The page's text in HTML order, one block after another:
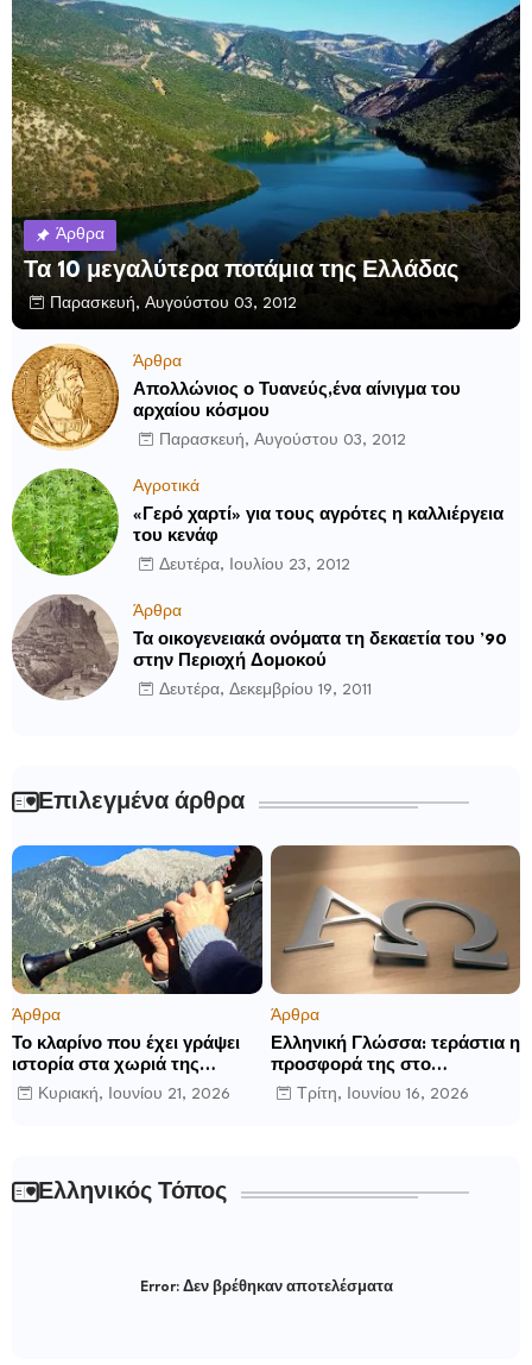
Άρθρα
Τα 10 μεγαλύτερα ποτάμια της Ελλάδας
Παρασκευή, Αυγούστου 03, 2012
Άρθρα
Απολλώνιος ο Τυανεύς,ένα αίνιγμα του
αρχαίου κόσμου
Παρασκευή, Αυγούστου 03, 2012
Αγροτικά
«Γερό χαρτί» για τους αγρότες η καλλιέργεια
του κενάφ
Δευτέρα, Ιουλίου 23, 2012
Άρθρα
Τα οικογενειακά ονόματα τη δεκαετία του ’90
στην Περιοχή Δομοκού
Δευτέρα, Δεκεμβρίου 19, 2011
Επιλεγμένα άρθρα
Άρθρα
Το κλαρίνο που έχει γράψει
ιστορία στα χωριά της
Ρούμελης
Κυριακή, Ιουνίου 21, 2026
Άρθρα
Ελληνική Γλώσσα: τεράστια η
προσφορά της στο
παγκόσμιο γίγνεσθαι.
Τρίτη, Ιουνίου 16, 2026
Ελληνικός Τόπος
Error:Δεν βρέθηκαν αποτελέσματα